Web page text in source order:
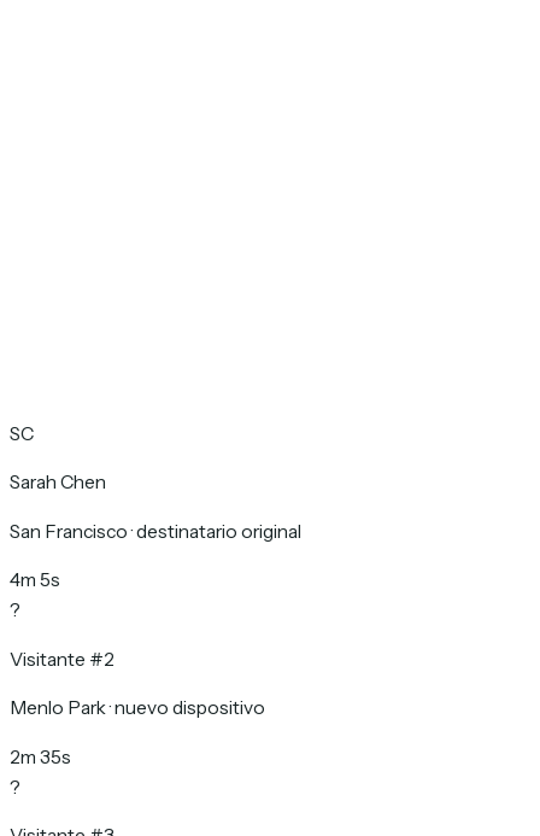
SC
Sarah Chen
San Francisco · destinatario original
4m 5s
?
Visitante #2
Menlo Park · nuevo dispositivo
2m 35s
?